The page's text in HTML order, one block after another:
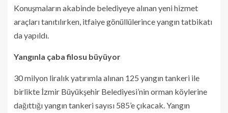
Konuşmaların akabinde belediyeye alınan yeni hizmet
araçları tanıtılırken, itfaiye gönüllülerince yangın tatbikatı
da yapıldı.
Yangınla çaba filosu büyüyor
30 milyon liralık yatırımla alınan 125 yangın tankeri ile
birlikte İzmir Büyükşehir Belediyesi’nin orman köylerine
dağıttığı yangın tankeri sayısı 585’e çıkacak. Yangın